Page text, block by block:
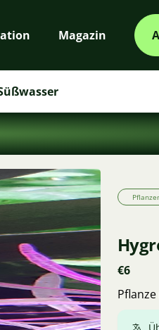
Magazin
€6